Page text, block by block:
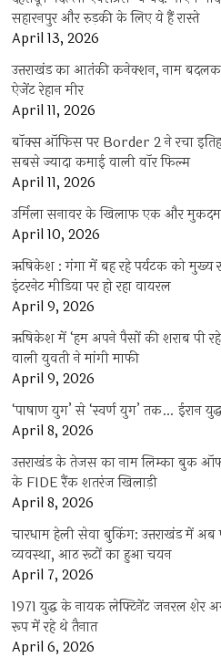
सहारनपुर और रुड़की के लिए ये हैं रास्ते
April 13, 2026
उत्तराखंड का आतंकी कनेक्शन, नाम
ऐजेंट रेहान मीर
April 11, 2026
बॉक्स ऑफिस पर Border 2 ने रचा
सबसे ज्यादा कमाई वाली वॉर फिल्म
April 11, 2026
उर्मिला सनावर के खिलाफ एक और
April 10, 2026
ऋषिकेश : गंगा में बह रहे पर्यटक को मुख्य
इंटरनेट मीडिया पर हो रहा वायरल
April 9, 2026
ऋषिकेश में ‘हम अपने पैसों की शराब पी
वाली युवती ने मांगी माफी
April 9, 2026
‘पाषाण युग’ से ‘स्वर्ण युग’ तक… ईरान
April 8, 2026
उत्तराखंड के तेजस का नाम लिम्का बुक
के FIDE रैंक शतरंज खिलाड़ी
April 8, 2026
चारधाम हेली सेवा बुकिंग: उत्तराखंड में
व्यवस्था, आठ रूटों का हुआ चयन
April 7, 2026
1971 युद्ध के नायक लेफ्टिनेंट जनरल शेर
रूप में रहे थे तैनात
April 6, 2026